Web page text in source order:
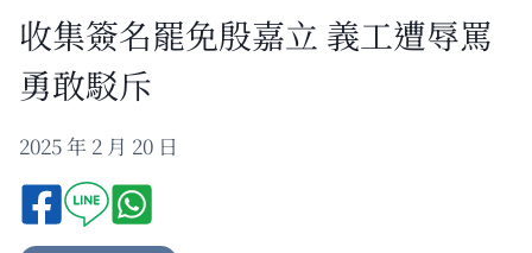
收集簽名罷免殷嘉立 義工遭辱罵
勇敢駁斥
2025 年 2 月 20 日